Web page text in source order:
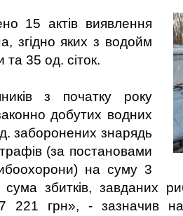
15 актів виявлення
згідно яких з водойм
та 35 од. сіток.
з початку року
добутих водних
заборонених знарядь
(за постановами
на суму 3
збитків, завданих
221 грн», - зазначив